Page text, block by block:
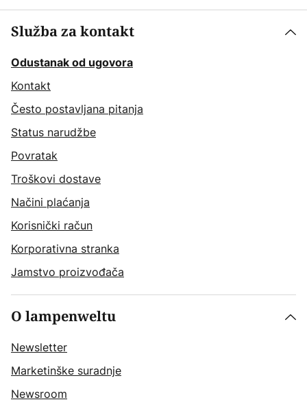
Služba za kontakt
Odustanak od ugovora
Kontakt
Često postavljana pitanja
Status narudžbe
Povratak
Troškovi dostave
Načini plaćanja
Korisnički račun
Korporativna stranka
Jamstvo proizvođača
O lampenweltu
Newsletter
Marketinške suradnje
Newsroom